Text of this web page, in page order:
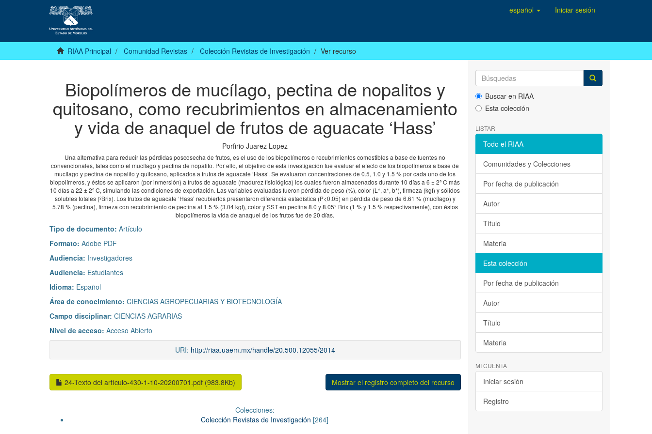
español Iniciar sesión
RIAA Principal Comunidad Revistas Colección Revistas de Investigación Ver recurso
Biopolímeros de mucílago, pectina de nopalitos y
quitosano, como recubrimientos en almacenamiento
y vida de anaquel de frutos de aguacate ‘Hass’
Porfirio Juarez Lopez
Una alternativa para reducir las pérdidas poscosecha de frutos, es el uso de los biopolímeros o recubrimientos comestibles a base de fuentes no
convencionales, tales como el mucílago y pectina de nopalito. Por ello, el objetivo de esta investigación fue evaluar el efecto de los biopolímeros a base de
mucílago y pectina de nopalito y quitosano, aplicados a frutos de aguacate ‘Hass’. Se evaluaron concentraciones de 0.5, 1.0 y 1.5 % por cada uno de los
biopolímeros, y éstos se aplicaron (por inmersión) a frutos de aguacate (madurez fisiológica) los cuales fueron almacenados durante 10 días a 6 ± 2º C más
10 días a 22 ± 2º C, simulando las condiciones de exportación. Las variables evaluadas fueron pérdida de peso (%), color (L*, a*, b*), firmeza (kgf) y sólidos
solubles totales (ºBrix). Los frutos de aguacate ‘Hass’ recubiertos presentaron diferencia estadística (P<0.05) en pérdida de peso de 6.61 % (mucílago) y
5.78 % (pectina), firmeza con recubrimiento de pectina al 1.5 % (3.04 kgf), color y SST en pectina 8.0 y 8.05° Brix (1 % y 1.5 % respectivamente), con éstos
biopolímeros la vida de anaquel de los frutos fue de 20 días.
Tipo de documento: Artículo
Formato: Adobe PDF
Audiencia: Investigadores
Audiencia: Estudiantes
Idioma: Español
Área de conocimiento: CIENCIAS AGROPECUARIAS Y BIOTECNOLOGÍA
Campo disciplinar: CIENCIAS AGRARIAS
Nivel de acceso: Acceso Abierto
URI: http://riaa.uaem.mx/handle/20.500.12055/2014
24-Texto del artículo-430-1-10-20200701.pdf (983.8Kb) Mostrar el registro completo del recurso
Colecciones:
Colección Revistas de Investigación [264]
Buscar en RIAA
Esta colección
LISTAR
Todo el RIAA
Comunidades y Colecciones
Por fecha de publicación
Autor
Título
Materia
Esta colección
Por fecha de publicación
Autor
Título
Materia
MI CUENTA
Iniciar sesión
Registro